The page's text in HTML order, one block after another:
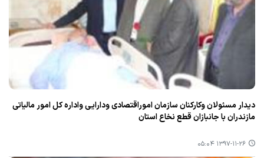
دیدار مسئولان وكاركنان سازمان اموراقتصادی ودارایی واداره كل امور مالیاتی
مازندران با جانبازان قطع نخاع استان
۱۳۹۷-۱۱-۲۶ ۰۵:۰۴